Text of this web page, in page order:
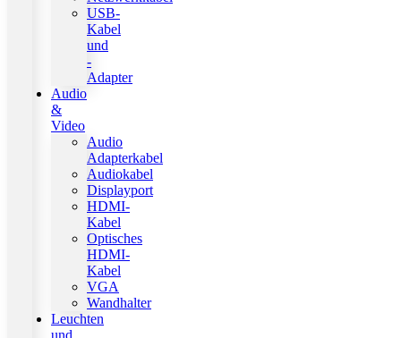
USB-
Kabel
und
-
Adapter
Audio
&
Video
Audio
Adapterkabel
Audiokabel
Displayport
HDMI-
Kabel
Optisches
HDMI-
Kabel
VGA
Wandhalter
Leuchten
und